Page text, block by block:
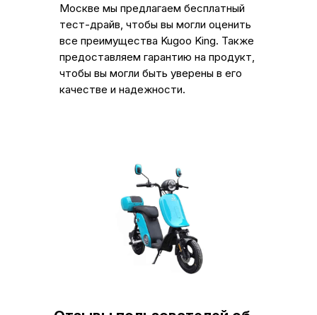
Москве мы предлагаем бесплатный
тест-драйв, чтобы вы могли оценить
все преимущества Kugoo King. Также
предоставляем гарантию на продукт,
чтобы вы могли быть уверены в его
качестве и надежности.